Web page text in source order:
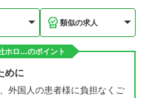
類似の求人
ホロ…のポイント
めに
外国人の患者様に負担なくご